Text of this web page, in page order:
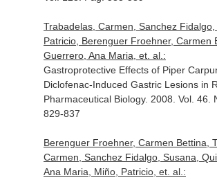
Trabadelas, Carmen, Sanchez Fidalgo,
Patricio, Berenguer Froehner, Carmen
Guerrero, Ana Maria, et. al.:
Gastroprotective Effects of Piper
Diclofenac-Induced Gastric Lesions in
Pharmaceutical Biology. 2008. Vol. 46.
829-837
Berenguer Froehner, Carmen Bettina,
Carmen, Sanchez Fidalgo, Susana,
Ana Maria, Miño, Patricio, et. al.: